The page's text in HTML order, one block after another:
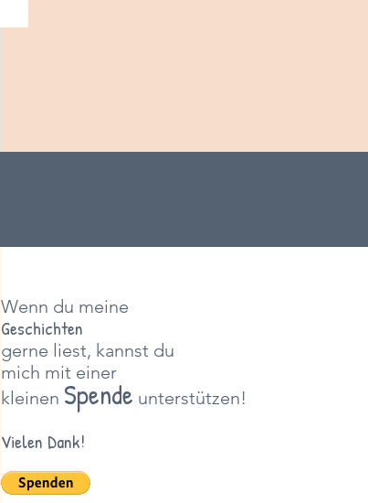
Wenn du meine
Geschichten
gerne liest, kannst du
mich mit einer
kleinen Spende unterstützen!
Vielen Dank!